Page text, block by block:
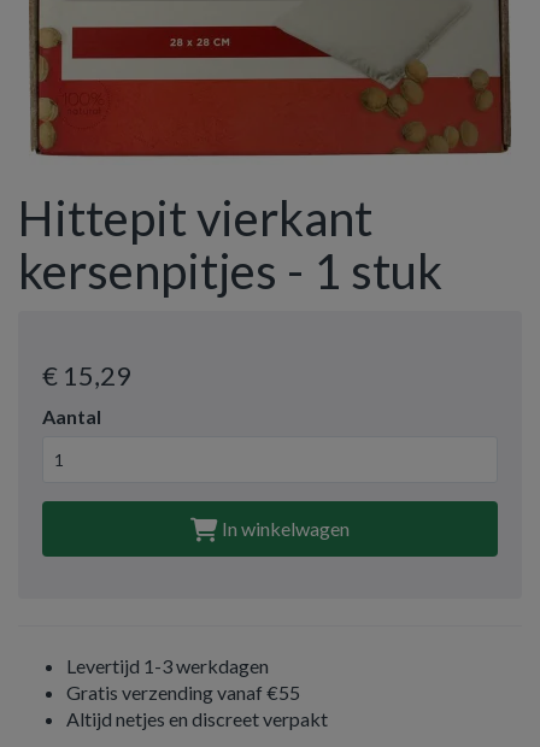
Hittepit vierkant
kersenpitjes - 1 stuk
€ 15,29
Aantal
In winkelwagen
Levertijd 1-3 werkdagen
Gratis verzending vanaf €55
Altijd netjes en discreet verpakt